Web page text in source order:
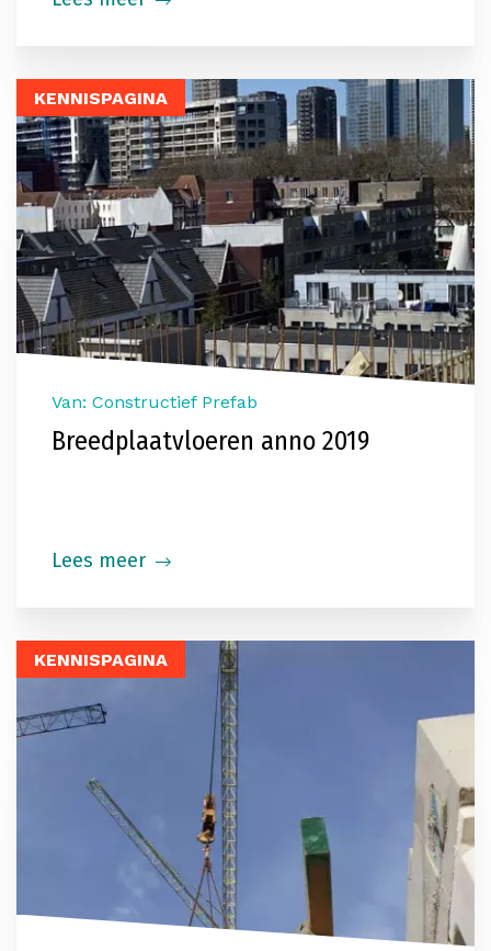
KENNISPAGINA
Van: Constructief Prefab
Breedplaatvloeren anno 2019
Lees meer
KENNISPAGINA